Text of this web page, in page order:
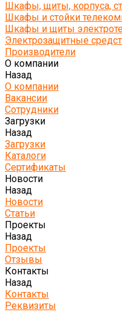
Шкафы, щиты, корпуса,
Шкафы и стойки
Шкафы и щиты
Электрозащитные
Производители
О компании
Назад
О компании
Вакансии
Сотрудники
Загрузки
Назад
Загрузки
Каталоги
Сертификаты
Новости
Назад
Новости
Статьи
Проекты
Назад
Проекты
Отзывы
Контакты
Назад
Контакты
Реквизиты